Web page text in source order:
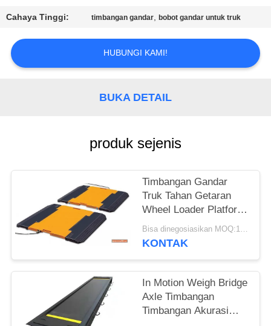
PENAWARAN
SITEMAP
Cahaya Tinggi: timbangan gandar,bobot gandar untuk truk
HUBUNGI KAMI!
BUKA DETAIL
produk sejenis
Timbangan Gandar
Truk Tahan Getaran
Wheel Loader Platform
Timbangan Gandar
Portabel
Bisa dinegosiasikan MOQ:1 Set
KONTAK
In Motion Weigh Bridge
Axle Timbangan
Timbangan Akurasi